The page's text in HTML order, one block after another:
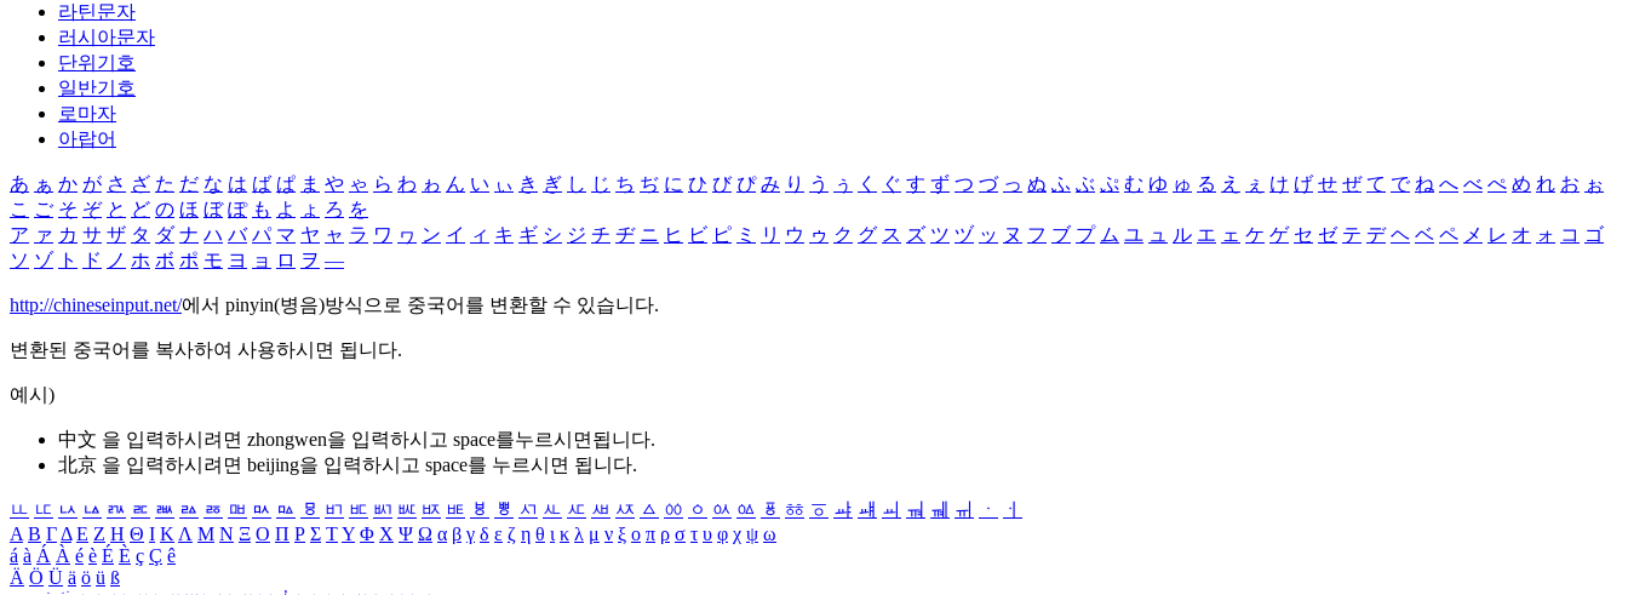
라틴문자
러시아문자
단위기호
일반기호
로마자
아랍어
あ ぁ か が さ ざ た だ な は ば ぱ ま や ゃ ら わ ゎ ん い ぃ き ぎ し じ ち ぢ に ひ び ぴ み り う ぅ く ぐ す ず つ づ っ ぬ ふ ぶ ぷ む ゆ ゅ る え ぇ け げ せ ぜ て で ね へ べ ぺ め れ お ぉ
こ ご そ ぞ と ど の ほ ぼ ぽ も よ ょ ろ を
ア ァ カ サ ザ タ ダ ナ ハ バ パ マ ヤ ャ ラ ワ ヮ ン イ ィ キ ギ シ ジ チ ヂ ニ ヒ ビ ピ ミ リ ウ ゥ ク グ ス ズ ツ ヅ ッ ヌ フ ブ プ ム ユ ュ ル エ ェ ケ ゲ セ ゼ テ デ ヘ ベ ペ メ レ オ ォ コ ゴ
ソ ゾ ト ド ノ ホ ボ ポ モ ヨ ョ ロ ヲ ―
http://chineseinput.net/에서 pinyin(병음)방식으로 중국어를 변환할 수 있습니다.
변환된 중국어를 복사하여 사용하시면 됩니다.
예시)
中文 을 입력하시려면 zhongwen을 입력하시고 space를누르시면됩니다.
北京 을 입력하시려면 beijing을 입력하시고 space를 누르시면 됩니다.
ㅥ ㅦ ㅧ ㅨ ㅩ ㅪ ㅫ ㅬ ㅭ ㅮ ㅯ ㅰ ㅱ ㅲ ㅳ ㅴ ㅵ ㅶ ㅷ ㅸ ㅹ ㅺ ㅻ ㅼ ㅽ ㅾ ㅿ ㆀ ㆁ ㆂ ㆃ ㆄ ㆅ ㆆ ㆇ ㆈ ㆉ ㆊ ㆋ ㆌ ㆍ
ㆎ
Α Β ΓΔ Ε Ζ Η Θ Ι ΚΛ Μ Ν Ξ Ο Π Ρ Σ ΤΥ Φ Χ Ψ Ω α β γ δ ε ζ η θ ι κ λ μ ν ξ ο π ρ σ τ υ φ χ ψ ω
á à Á À é è É È ç Ç ê
Ä Ö Ü ä ö ü ß